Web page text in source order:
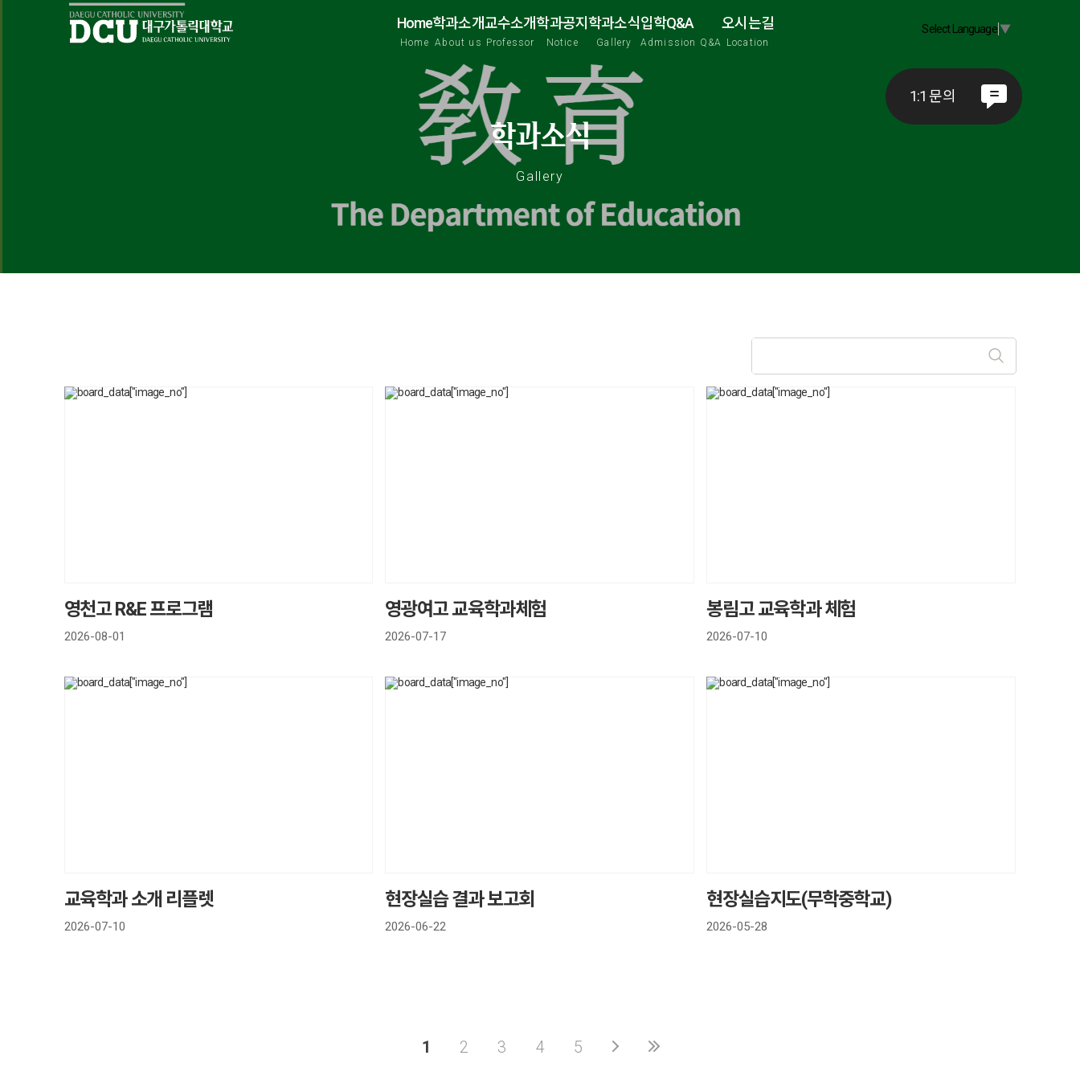
Home
Home
학과소개
About us
교수소개
Professor
학과공지
Notice
학과소식
Gallery
입학Q&A
Admission Q&A
오시는길
Location
Select Language▼
1:1 문의
학과소식
Gallery
영천고 R&E 프로그램
2026-08-01
영광여고 교육학과체험
2026-07-17
봉림고 교육학과 체험
2026-07-10
교육학과 소개 리플렛
2026-07-10
현장실습 결과 보고회
2026-06-22
현장실습지도(무학중학교)
2026-05-28
1 2 3 4 5